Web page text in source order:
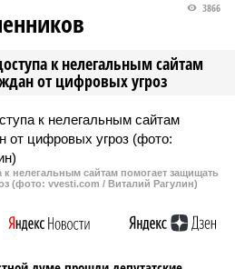
к нелегальным сайтам
от цифровых угроз
3866
нелегальным сайтам помогает защищать
(фото: vvesti.com / Виталий Рагулин)